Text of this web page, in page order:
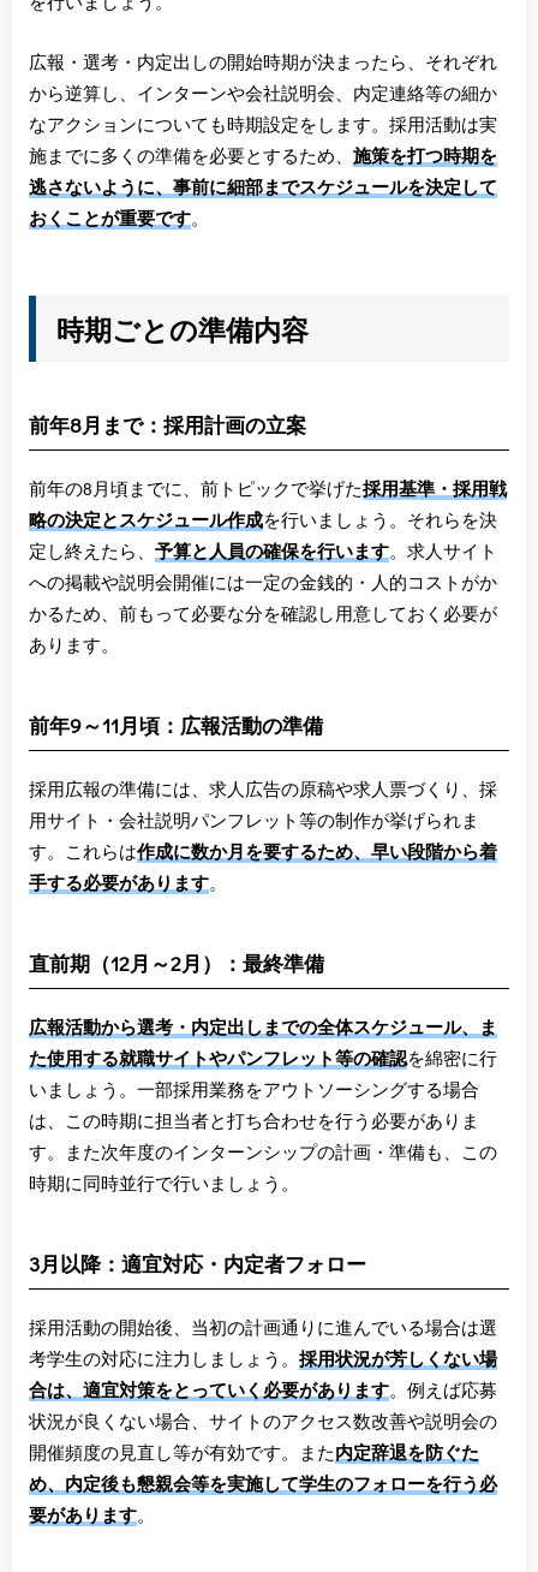
広報・選考・内定出しの開始時期が決まったら、それぞれ
から逆算し、インターンや会社説明会、内定連絡等の細か
なアクションについても時期設定をします。採用活動は実
施までに多くの準備を必要とするため、 施策を打つ時期を
逃さないように、事前に細部までスケジュールを決定して
おくことが重要です。
時期ごとの準備内容
前年8月まで：採用計画の立案
前年の8月頃までに、前トピックで挙げた採用基準・採用戦
略の決定とスケジュール作成を行いましょう。それらを決
定し終えたら、 予算と人員の確保を行います。求人サイト
への掲載や説明会開催には一定の金銭的・人的コストがか
かるため、前もって必要な分を確認し用意しておく必要が
あります。
前年9～11月頃：広報活動の準備
採用広報の準備には、求人広告の原稿や求人票づくり、採
用サイト・会社説明パンフレット等の制作が挙げられま
す。これらは作成に数か月を要するため、早い段階から着
手する必要があります。
直前期（12月～2月）：最終準備
広報活動から選考・内定出しまでの全体スケジュール、ま
た使用する就職サイトやパンフレット等の確認を綿密に行
いましょう。一部採用業務をアウトソーシングする場合
は、この時期に担当者と打ち合わせを行う必要がありま
す。また次年度のインターンシップの計画・準備も、この
時期に同時並行で行いましょう。
3月以降：適宜対応・内定者フォロー
採用活動の開始後、当初の計画通りに進んでいる場合は選
考学生の対応に注力しましょう。 採用状況が芳しくない場
合は、適宜対策をとっていく必要があります。例えば応募
状況が良くない場合、サイトのアクセス数改善や説明会の
開催頻度の見直し等が有効です。また 内定辞退を防ぐた
め、内定後も懇親会等を実施して学生のフォローを行う必
要があります。